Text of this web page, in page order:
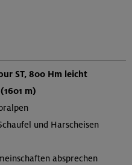
ST, 800 Hm leicht
m)
und Harscheisen
absprechen